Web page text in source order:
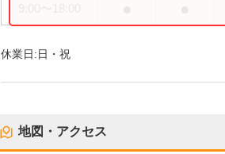
休業日:日・祝
地図・アクセス